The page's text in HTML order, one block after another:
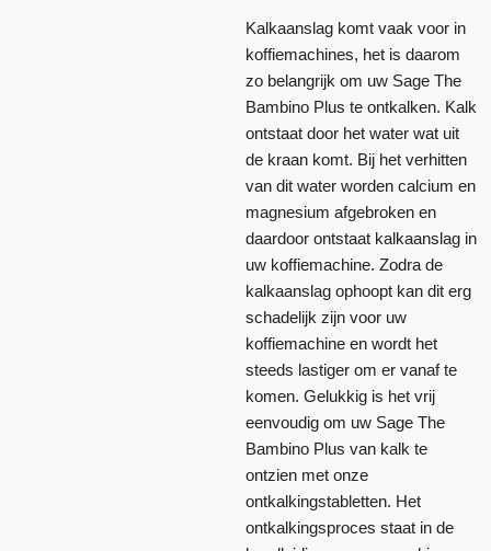
Kalkaanslag komt vaak voor in
koffiemachines, het is daarom
zo belangrijk om uw Sage The
Bambino Plus te ontkalken. Kalk
ontstaat door het water wat uit
de kraan komt. Bij het verhitten
van dit water worden calcium en
magnesium afgebroken en
daardoor ontstaat kalkaanslag in
uw koffiemachine. Zodra de
kalkaanslag ophoopt kan dit erg
schadelijk zijn voor uw
koffiemachine en wordt het
steeds lastiger om er vanaf te
komen. Gelukkig is het vrij
eenvoudig om uw Sage The
Bambino Plus van kalk te
ontzien met onze
ontkalkingstabletten. Het
ontkalkingsproces staat in de